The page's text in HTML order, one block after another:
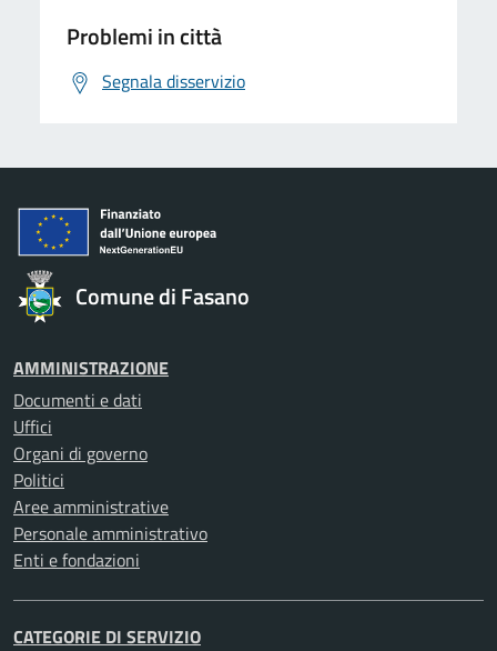
Problemi in città
Segnala disservizio
Comune di Fasano
AMMINISTRAZIONE
Documenti e dati
Uffici
Organi di governo
Politici
Aree amministrative
Personale amministrativo
Enti e fondazioni
CATEGORIE DI SERVIZIO